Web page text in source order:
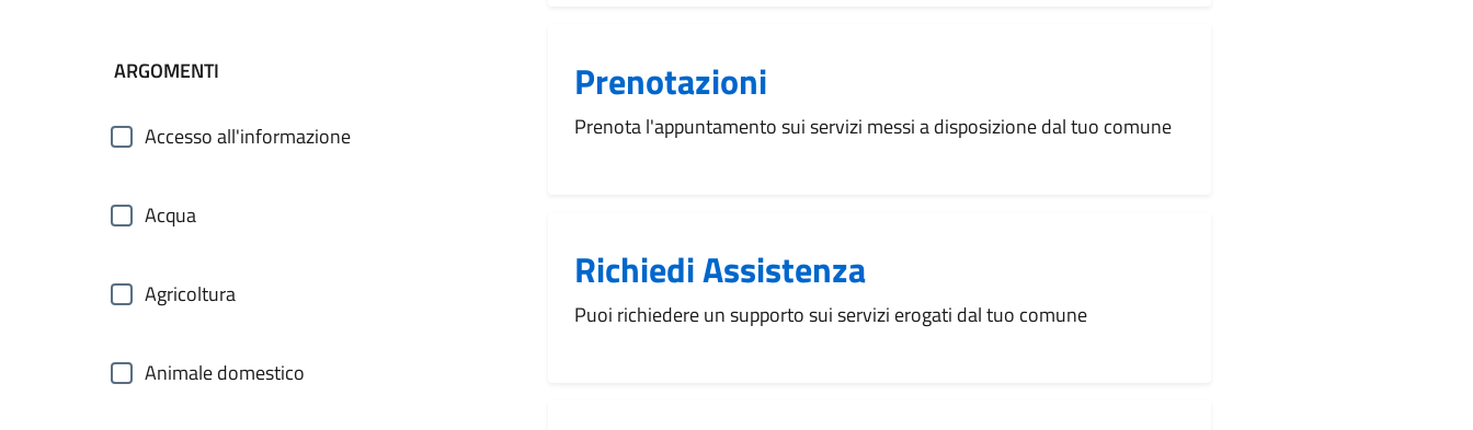
ARGOMENTI
Accesso all'informazione
Acqua
Agricoltura
Animale domestico
Prenotazioni
Prenota l'appuntamento sui servizi messi a disposizione dal tuo comune
Richiedi Assistenza
Puoi richiedere un supporto sui servizi erogati dal tuo comune